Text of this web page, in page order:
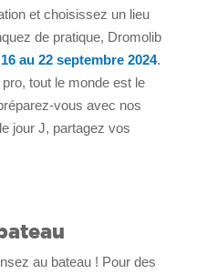
et choisissez un lieu
de pratique, Dromolib
au 22 septembre 2024.
tout le monde est le
vous avec nos
jour J, partagez vos
au bateau ! Pour des